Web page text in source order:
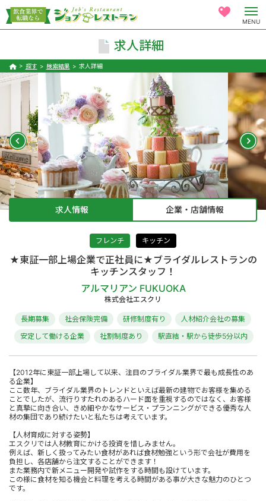
MENU
求人詳細
探す 検索結果 求人詳細
求人情報 企業・店舗情報
フレンチ キッチン
★東証一部上場企業で正社員に★ブライダルレストランの
キッチンスタッフ！
アルマリアン FUKUOKA
株式会社エスクリ
長期募集 社会保険完備 研修制度有り
人材紹介会社の募集
安定して働ける企業
社割制度あり 駅直結・駅から徒歩5分以内
【2012年に東証一部上場して以来、注目のブライダル業界で最も成長性のあ
る企業】
ここ数年、ブライダル業界のトレンドといえば最新の建物でお客様を集める
ことでしたが、流行りすたれのあるハード面を重視するのではなく、お客様
と真摯に向き合い、きめ細やかなサービス・プランニングができる優秀な人
材の集団であり続けたいと私たちは考えています。
【人材育成に対する姿勢】
エスクリでは人材教育にかける投資を惜しみません。
例えば、新しく扱ってみたい食材があれば食材勉強という形で会社が費用を
負担し、各店舗から注文することができます！
また業務内で新メニュー開発や試作をする時間も設けています。
この様に食材を知る機会と料理を考える時間がある事が大きな魅力のひとつ
です。